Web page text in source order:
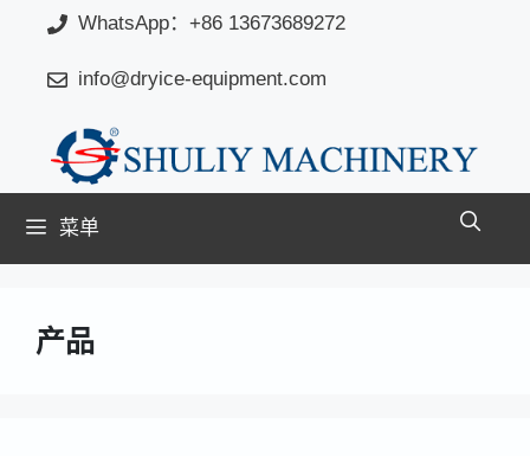
WhatsApp：+86 13673689272
info@dryice-equipment.com
菜单
产品